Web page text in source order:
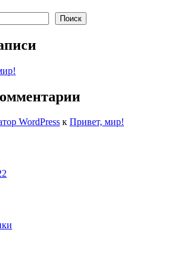
Поиск
WordPress к Привет, мир!